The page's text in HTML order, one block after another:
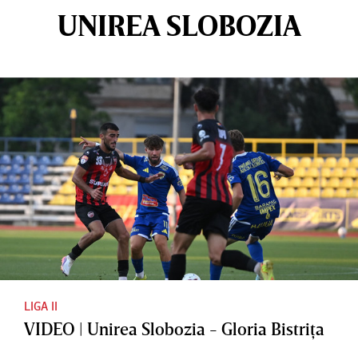
UNIREA SLOBOZIA
LIGA II
VIDEO | Unirea Slobozia - Gloria Bistriţa